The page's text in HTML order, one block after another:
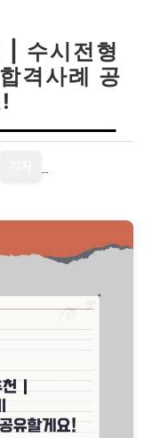
| 수시전형
격사례 공